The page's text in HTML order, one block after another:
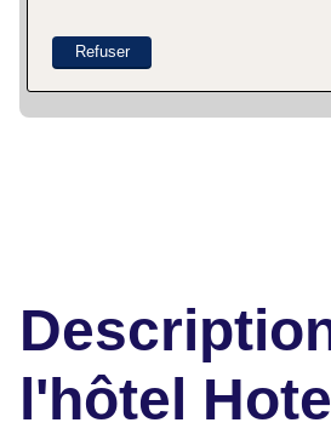
l'hôtel
Refuser